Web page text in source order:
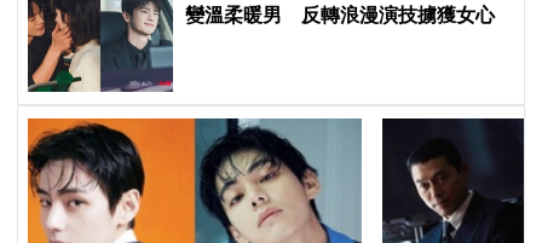
變溫柔暖男 反轉浪漫演技擄獲女心